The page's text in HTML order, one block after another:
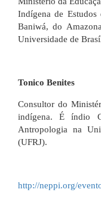
Indígena de
Baniwá, do
Universidade de
Tonico Benites
Consultor do
indígena.
É índio
Antropologia na
(UFRJ).
http://neppi.org/